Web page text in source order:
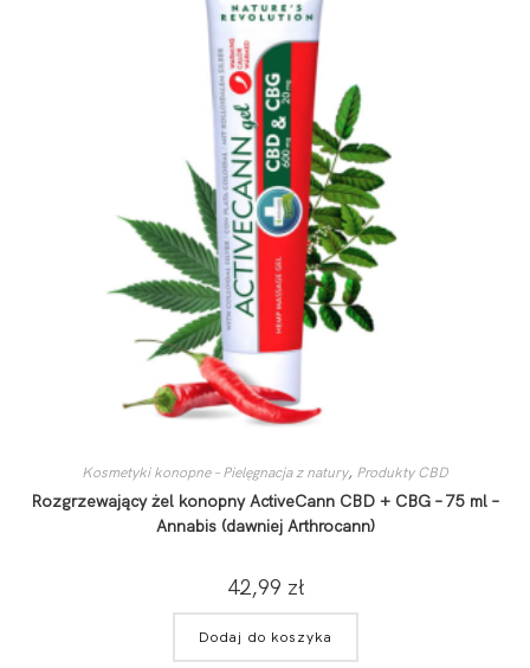
Kosmetyki konopne – Pielęgnacja z natury, Produkty CBD
Rozgrzewający żel konopny ActiveCann CBD + CBG – 75 ml –
Annabis (dawniej Arthrocann)
42,99 zł
Dodaj do koszyka